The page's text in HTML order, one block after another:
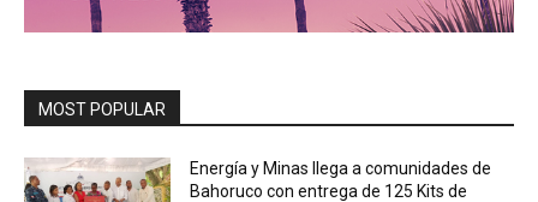
MOST POPULAR
Energía y Minas llega a comunidades de
Bahoruco con entrega de 125 Kits de